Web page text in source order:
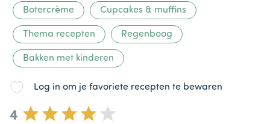
Botercrème Cupcakes & muffins
Thema recepten Regenboog
Bakken met kinderen
Log in om je favoriete recepten te bewaren
4